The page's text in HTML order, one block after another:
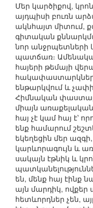
Մեր կարծիքով,
այդպիսի բուռն
ակնհայտ միտում,
գիտական
նոր անջրպետների
պատճառ։
հայերի թեմայի
ենթարկվում և
Հիմնական
միայն առաքելական
հայ չէ կամ հայ է՝
ենք համարում
եկեղեցին մեր
կարևորագույն և
սակայն էթնիկ և
են, մենք հայ էինք
այն մարդիկ,
հետևորդներ չեն,